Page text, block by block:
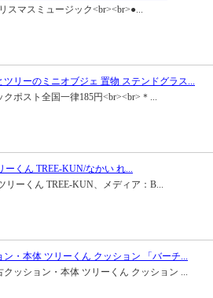
スマスミュージック<br><br>●...
リーのミニオブジェ 置物 ステンドグラス...
ポスト全国一律185円<br><br>＊...
くん TREE-KUN/なかい れ...
リーくん TREE-KUN、メディア：B...
・本体 ツリーくん クッション 「バーチ...
ッション・本体 ツリーくん クッション ...